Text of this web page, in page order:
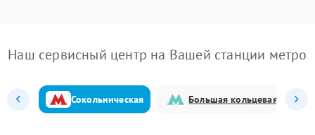
Наш сервисный центр на Вашей станции метро
Сокольническая Большая кольцевая